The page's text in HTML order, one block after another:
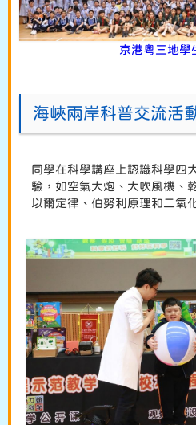
京港粵三地學
海峽兩岸科普交流活
同學在科學講座上認識科學四
驗，如空氣大炮、大吹風機、
以爾定律、伯努利原理和二氧